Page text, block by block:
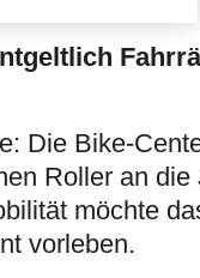
Die Bike-
Roller an die
möchte
vorleben.